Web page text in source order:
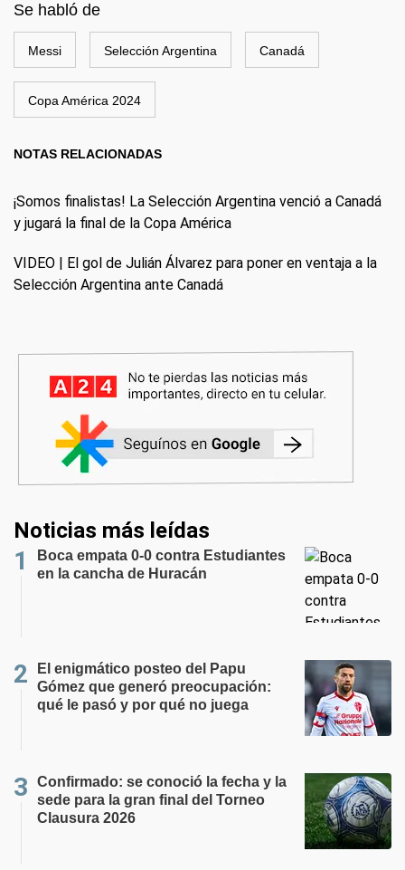
Se habló de
Messi Selección Argentina Canadá
Copa América 2024
NOTAS RELACIONADAS
¡Somos finalistas! La Selección Argentina venció a Canadá
y jugará la final de la Copa América
VIDEO | El gol de Julián Álvarez para poner en ventaja a la
Selección Argentina ante Canadá
Noticias más leídas
Boca empata 0-0 contra Estudiantes
en la cancha de Huracán
El enigmático posteo del Papu
Gómez que generó preocupación:
qué le pasó y por qué no juega
Confirmado: se conoció la fecha y la
sede para la gran final del Torneo
Clausura 2026